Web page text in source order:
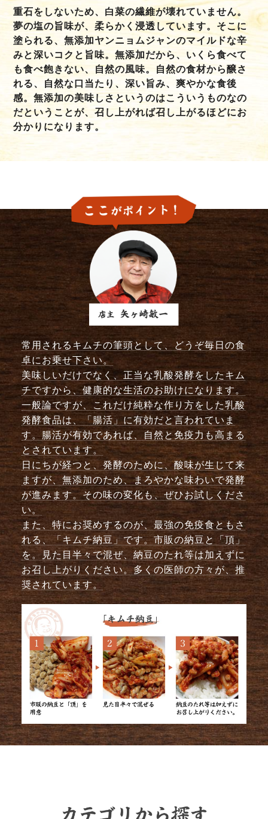
重石をしないため、白菜の繊維が壊れていません。
夢の塩の旨味が、柔らかく浸透しています。そこに
塗られる、無添加ヤンニョムジャンのマイルドな辛
みと深いコクと旨味。無添加だから、いくら食べて
も食べ飽きない、自然の風味。自然の食材から醸さ
れる、自然な口当たり、深い旨み、爽やかな食後
感。無添加の美味しさというのはこういうものなの
だということが、召し上がれば召し上がるほどにお
分かりになります。
常用されるキムチの筆頭として、どうぞ毎日の食
卓にお乗せ下さい。
美味しいだけでなく、正当な乳酸発酵をしたキム
チですから、健康的な生活のお助けになります。
一般論ですが、これだけ純粋な作り方をした乳酸
発酵食品は、「腸活」に有効だと言われていま
す。腸活が有効であれば、自然と免疫力も高まる
とされています。
日にちが経つと、発酵のために、酸味が生じて来
ますが、無添加のため、まろやかな味わいで発酵
が進みます。その味の変化も、ぜひお試しくださ
い。
また、特にお奨めするのが、最強の免疫食ともさ
れる、「キムチ納豆」です。市販の納豆と「頂」
を。見た目半々で混ぜ、納豆のたれ等は加えずに
お召し上がりください。多くの医師の方々が、推
奨されています。